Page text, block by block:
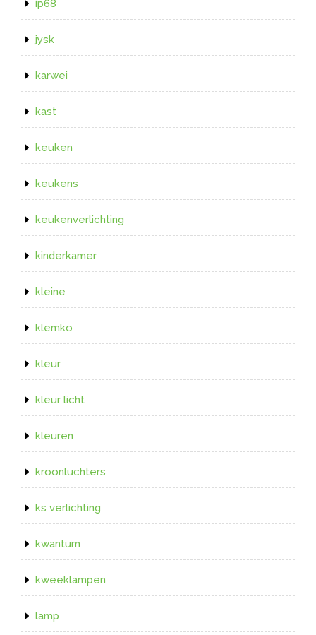
ip68
jysk
karwei
kast
keuken
keukens
keukenverlichting
kinderkamer
kleine
klemko
kleur
kleur licht
kleuren
kroonluchters
ks verlichting
kwantum
kweeklampen
lamp